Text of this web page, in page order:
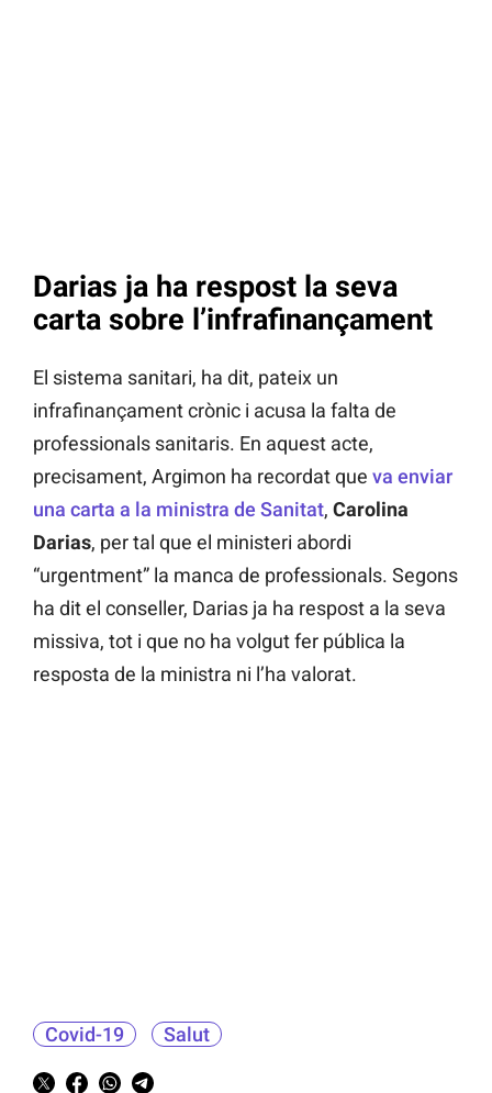
Darias ja ha respost la seva
carta sobre l’infrafinançament
El sistema sanitari, ha dit, pateix un
infrafinançament crònic i acusa la falta de
professionals sanitaris. En aquest acte,
precisament, Argimon ha recordat que va enviar
una carta a la ministra de Sanitat, Carolina
Darias, per tal que el ministeri abordi
“urgentment” la manca de professionals. Segons
ha dit el conseller, Darias ja ha respost a la seva
missiva, tot i que no ha volgut fer pública la
resposta de la ministra ni l’ha valorat.
Covid-19 Salut